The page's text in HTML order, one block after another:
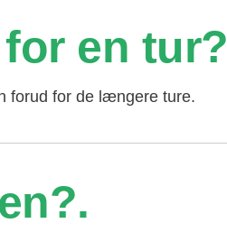
en tur?
forud for de længere ture.